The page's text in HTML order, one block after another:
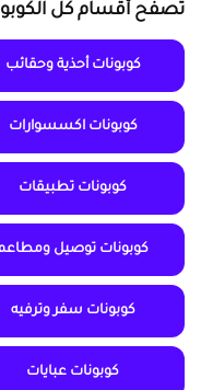
تصفح أقسام كل
كوبونات أحذية وحقائب
كوبونات اكسسوارات
كوبونات تطبيقات
كوبونات توصيل
كوبونات سفر وترفيه
كوبونات عبايات